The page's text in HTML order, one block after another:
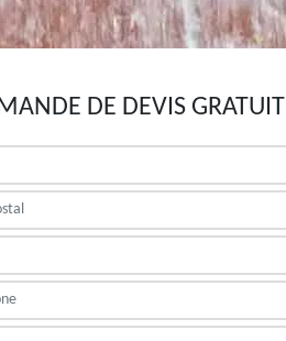
DE DEVIS GRATUIT